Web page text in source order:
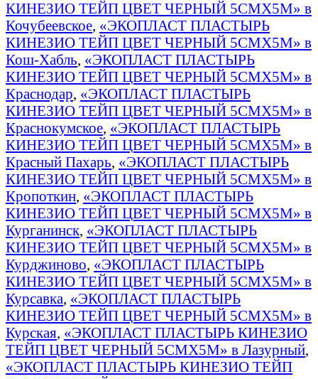
КИНЕЗИО ТЕЙП ЦВЕТ ЧЕРНЫЙ 5СМХ5М» в
Кочубеевское, «ЭКОПЛАСТ ПЛАСТЫРЬ
КИНЕЗИО ТЕЙП ЦВЕТ ЧЕРНЫЙ 5СМХ5М» в
Кош-Хабль, «ЭКОПЛАСТ ПЛАСТЫРЬ
КИНЕЗИО ТЕЙП ЦВЕТ ЧЕРНЫЙ 5СМХ5М» в
Краснодар, «ЭКОПЛАСТ ПЛАСТЫРЬ
КИНЕЗИО ТЕЙП ЦВЕТ ЧЕРНЫЙ 5СМХ5М» в
Краснокумское, «ЭКОПЛАСТ ПЛАСТЫРЬ
КИНЕЗИО ТЕЙП ЦВЕТ ЧЕРНЫЙ 5СМХ5М» в
Красный Пахарь, «ЭКОПЛАСТ ПЛАСТЫРЬ
КИНЕЗИО ТЕЙП ЦВЕТ ЧЕРНЫЙ 5СМХ5М» в
Кропоткин, «ЭКОПЛАСТ ПЛАСТЫРЬ
КИНЕЗИО ТЕЙП ЦВЕТ ЧЕРНЫЙ 5СМХ5М» в
Курганинск, «ЭКОПЛАСТ ПЛАСТЫРЬ
КИНЕЗИО ТЕЙП ЦВЕТ ЧЕРНЫЙ 5СМХ5М» в
Курджиново, «ЭКОПЛАСТ ПЛАСТЫРЬ
КИНЕЗИО ТЕЙП ЦВЕТ ЧЕРНЫЙ 5СМХ5М» в
Курсавка, «ЭКОПЛАСТ ПЛАСТЫРЬ
КИНЕЗИО ТЕЙП ЦВЕТ ЧЕРНЫЙ 5СМХ5М» в
Курская, «ЭКОПЛАСТ ПЛАСТЫРЬ КИНЕЗИО
ТЕЙП ЦВЕТ ЧЕРНЫЙ 5СМХ5М» в Лазурный,
«ЭКОПЛАСТ ПЛАСТЫРЬ КИНЕЗИО ТЕЙП